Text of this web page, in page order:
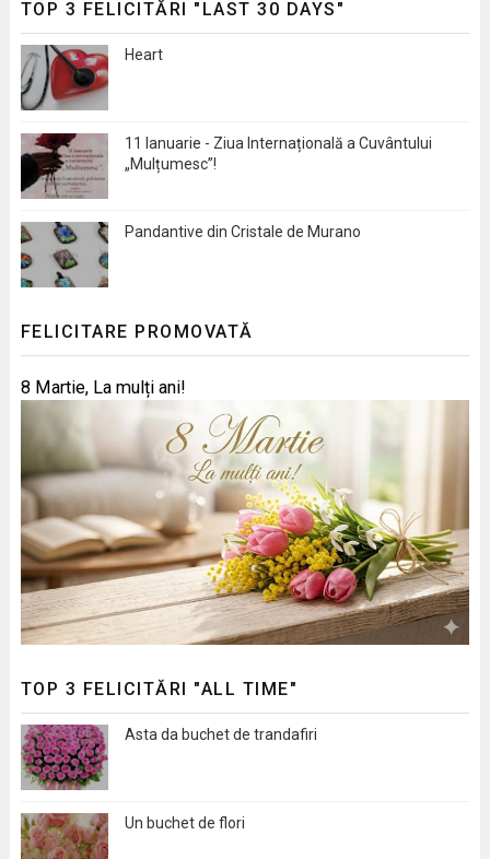
TOP 3 FELICITĂRI "LAST 30 DAYS"
Heart
11 Ianuarie - Ziua Internațională a Cuvântului
„Mulțumesc”!
Pandantive din Cristale de Murano
FELICITARE PROMOVATĂ
8 Martie, La mulți ani!
TOP 3 FELICITĂRI "ALL TIME"
Asta da buchet de trandafiri
Un buchet de flori